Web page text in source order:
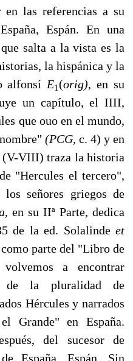
las referencias a su
Espán. En una
salta a la vista es la
la hispánica y la
alfonsí E1(orig), en su
un capítulo, el IIII,
que ouo en el mundo,
(PCG, c. 4) y en
(V-VIII) traza la historia
"Hercules el tercero",
señores griegos de
en su IIª Parte, dedica
de la ed. Solalinde et
como par­te del "Libro de
a encontrar
de la pluralidad de
Hércules y narrados
Grande" en España.
del sucesor de
España, Espán. Sin